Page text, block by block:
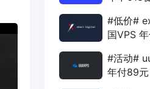
年付VPS
#低价#
国VPS
1Gbps
#活动#
年付89